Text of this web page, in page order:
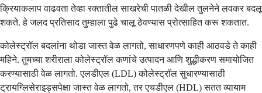
क्रियाकलाप वाढवता तेव्हा रक्तातील साखरेची पातळी देखील तुलनेने लवकर बदलू
शकते. हे जलद प्रतिसाद तुम्हाला पुढे चालू ठेवण्यास प्रोत्साहित करू शकतात.
कोलेस्ट्रॉल बदलांना थोडा जास्त वेळ लागतो, साधारणपणे काही आठवडे ते काही
महिने. तुमच्या शरीराला कोलेस्ट्रॉल कणांचे उत्पादन आणि शुद्धीकरण समायोजित
करण्यासाठी वेळ लागतो. एलडीएल (LDL) कोलेस्ट्रॉल सुधारण्यासाठी
ट्रायग्लिसेराइड्सपेक्षा जास्त वेळ लागतो, तर एचडीएल (HDL) सतत व्यायाम